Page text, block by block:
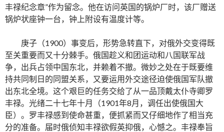
丰禄纪念章”作为留念。他在访问英国的锅炉厂时，该厂赠送
锅炉状座钟一台，钟上附设有温度计等。
庚子（1900）事变后，形势急转直下，对俄外交变得既
至关重要而又十分棘手。俄国趁义和团运动和八国联军战
争，出兵占领中国东北，并赖着不撤。微妙之处在于既要维
持共同制日的同盟关系，又要运用外交途径迫使俄国军队撤
出东北全境。这个艰巨的任务交给了从一品顶戴太仆寺卿罗
丰禄。光绪二十七年十月（1901年8月，调任出使俄国大
臣）。罗丰禄感到使命甚重，便抓紧而又仔细地作了相当充
分的准备。届时俄侦知丰禄欲假英抑俄，心憾之。丰禄奉旨